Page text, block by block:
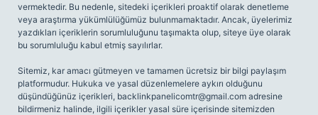
vermektedir. Bu nedenle, sitedeki içerikleri proaktif olarak denetleme
veya araştırma yükümlülüğümüz bulunmamaktadır. Ancak, üyelerimiz
yazdıkları içeriklerin sorumluluğunu taşımakta olup, siteye üye olarak
bu sorumluluğu kabul etmiş sayılırlar.
Sitemiz, kar amacı gütmeyen ve tamamen ücretsiz bir bilgi paylaşım
platformudur. Hukuka ve yasal düzenlemelere aykırı olduğunu
düşündüğünüz içerikleri, backlinkpanelicomtr@gmail.com adresine
bildirmeniz halinde, ilgili içerikler yasal süre içerisinde sitemizden